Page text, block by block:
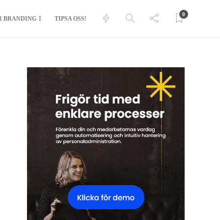
BRANDING TIPSA OSS!
0